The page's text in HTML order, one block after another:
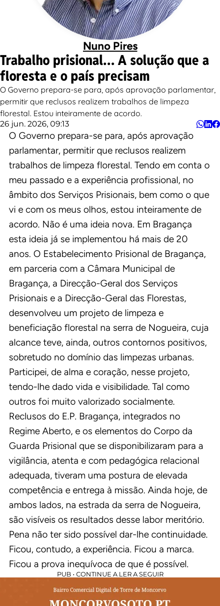
Nuno Pires
Trabalho prisional… A solução que a
floresta e o país precisam
O Governo prepara-se para, após aprovação parlamentar,
permitir que reclusos realizem trabalhos de limpeza
florestal. Estou inteiramente de acordo.
26 jun. 2026, 09:13
O Governo prepara-se para, após aprovação
parlamentar, permitir que reclusos realizem
trabalhos de limpeza florestal. Tendo em conta o
meu passado e a experiência profissional, no
âmbito dos Serviços Prisionais, bem como o que
vi e com os meus olhos, estou inteiramente de
acordo. Não é uma ideia nova. Em Bragança
esta ideia já se implementou há mais de 20
anos. O Estabelecimento Prisional de Bragança,
em parceria com a Câmara Municipal de
Bragança, a Direcção-Geral dos Serviços
Prisionais e a Direcção-Geral das Florestas,
desenvolveu um projeto de limpeza e
beneficiação florestal na serra de Nogueira, cuja
alcance teve, ainda, outros contornos positivos,
sobretudo no domínio das limpezas urbanas.
Participei, de alma e coração, nesse projeto,
tendo-lhe dado vida e visibilidade. Tal como
outros foi muito valorizado socialmente.
Reclusos do E.P. Bragança, integrados no
Regime Aberto, e os elementos do Corpo da
Guarda Prisional que se disponibilizaram para a
vigilância, atenta e com pedagógica relacional
adequada, tiveram uma postura de elevada
competência e entrega à missão. Ainda hoje, de
ambos lados, na estrada da serra de Nogueira,
são visíveis os resultados desse labor meritório.
Pena não ter sido possível dar-lhe continuidade.
Ficou, contudo, a experiência. Ficou a marca.
Ficou a prova inequívoca de que é possível.
PUB • CONTINUE A LER A SEGUIR